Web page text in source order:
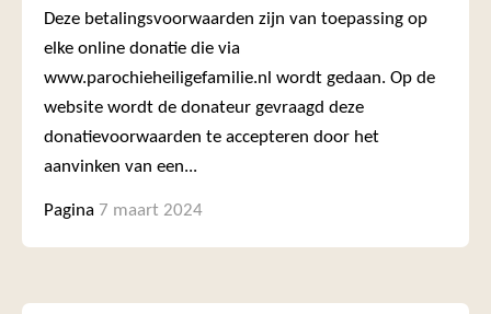
Deze betalingsvoorwaarden zijn van toepassing op
elke online donatie die via
www.parochieheiligefamilie.nl wordt gedaan. Op de
website wordt de donateur gevraagd deze
donatievoorwaarden te accepteren door het
aanvinken van een...
Pagina 7 maart 2024